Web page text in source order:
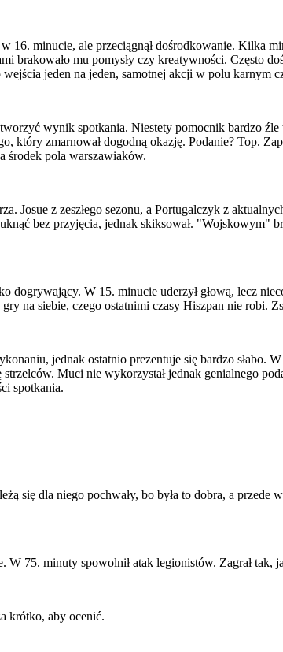
16. minucie, ale przeciągnął dośrodkowanie. Kilka
brakowało mu pomysły czy kreatywności. Często
jeden na jeden, samotnej akcji w polu karnym
wynik spotkania. Niestety pomocnik bardzo
który zmarnował dogodną okazję. Podanie? Top.
środek pola warszawiaków.
Josue z zeszłego sezonu, a Portugalczyk z
bez przyjęcia, jednak skiksował. "Wojskowym"
dogrywający. W 15. minucie uderzył głową, lecz
na siebie, czego ostatnimi czasy Hiszpan nie robi.
jednak ostatnio prezentuje się bardzo słabo.
Muci nie wykorzystał jednak genialnego
spotkania.
się dla niego pochwały, bo była to dobra, a
W 75. minuty spowolnił atak legionistów. Zagrał
krótko, aby ocenić.